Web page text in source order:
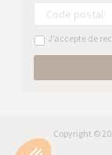
J’accepte de
Copyright ©